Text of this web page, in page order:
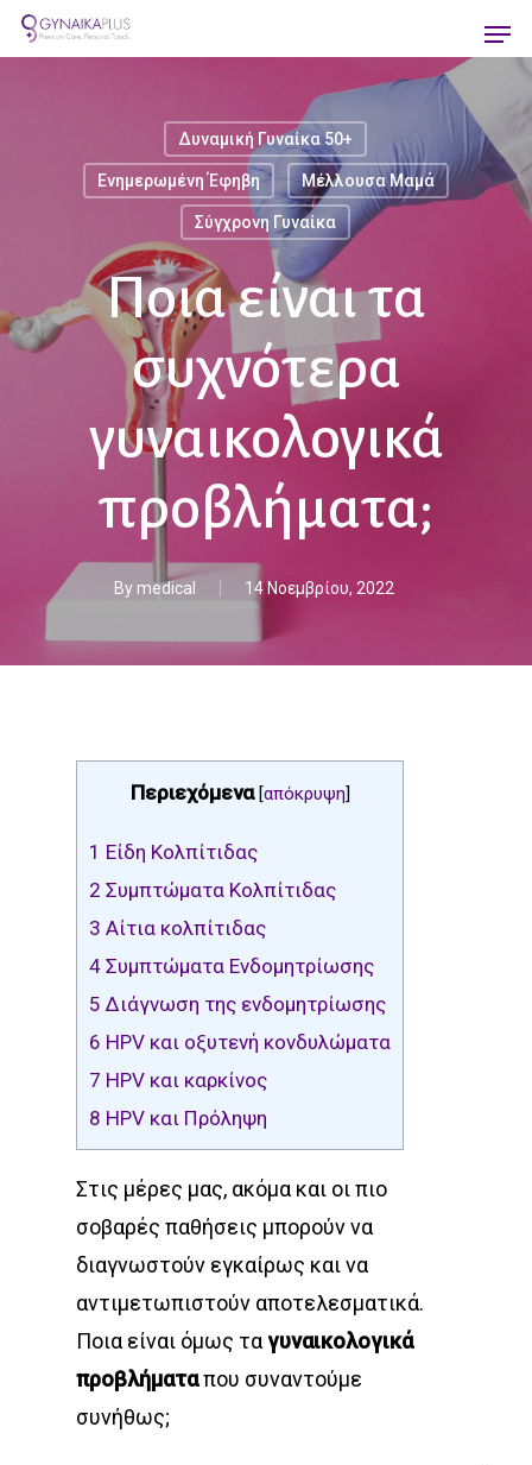
Skip
to
Δυναμική Γυναίκα 50+
Ενημερωμένη Έφηβη Μέλλουσα Μαμά
Σύγχρονη Γυναίκα
Ποια είναι τα
συχνότερα
γυναικολογικά
προβλήματα;
By medical 14 Νοεμβρίου, 2022
Περιεχόμενα [απόκρυψη]
1 Είδη Κολπίτιδας
2 Συμπτώματα Κολπίτιδας
3 Αίτια κολπίτιδας
4 Συμπτώματα Ενδομητρίωσης
5 Διάγνωση της ενδομητρίωσης
6 HPV και οξυτενή κονδυλώματα
7 HPV και καρκίνος
8 HPV και Πρόληψη
Στις μέρες μας, ακόμα και οι πιο
σοβαρές παθήσεις μπορούν να
διαγνωστούν εγκαίρως και να
αντιμετωπιστούν αποτελεσματικά.
Ποια είναι όμως ταγυναικολογικά
προβλήματαπου συναντούμε
συνήθως;